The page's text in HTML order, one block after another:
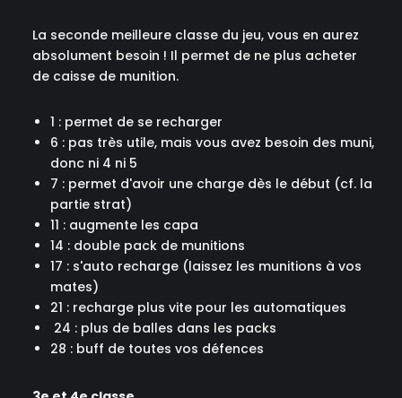
La seconde meilleure classe du jeu, vous en aurez
absolument besoin ! Il permet de ne plus acheter
de caisse de munition.
1 : permet de se recharger
6 : pas très utile, mais vous avez besoin des muni,
donc ni 4 ni 5
7 : permet d'avoir une charge dès le début (cf. la
partie strat)
11 : augmente les capa
14 : double pack de munitions
17 : s'auto recharge (laissez les munitions à vos
mates)
21 : recharge plus vite pour les automatiques
24 : plus de balles dans les packs
28 : buff de toutes vos défences